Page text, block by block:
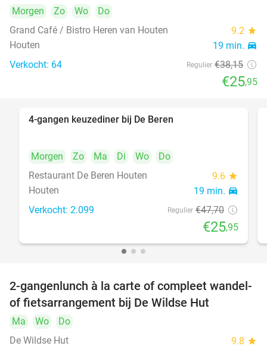
Morgen Zo Wo
Do
Grand Café / Bistro Heren van Houten
9.2 star
Houten 19 min. directions_car
Verkocht: 64 Regulier €38,15
€25,95
4-gangen keuzediner bij De Beren
Morgen Zo Ma Di Wo
Do
Restaurant De Beren Houten
9.6 star
Houten 19 min. directions_car
Verkocht: 2.099 Regulier €47,70
€25,95
34%
2-gangenlunch à la carte of compleet wandel-
of fietsarrangement bij De Wildse Hut
Ma Wo
Do
De Wildse Hut
9.8 star